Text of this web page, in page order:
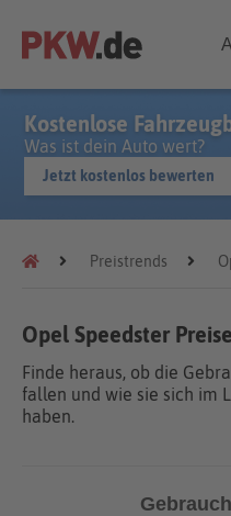
Kostenlose
Was ist dein Auto wert?
Jetzt kostenlos bewerten
Preistrends
Opel Speedster
Finde heraus, ob die
fallen und wie sie sich im
haben.